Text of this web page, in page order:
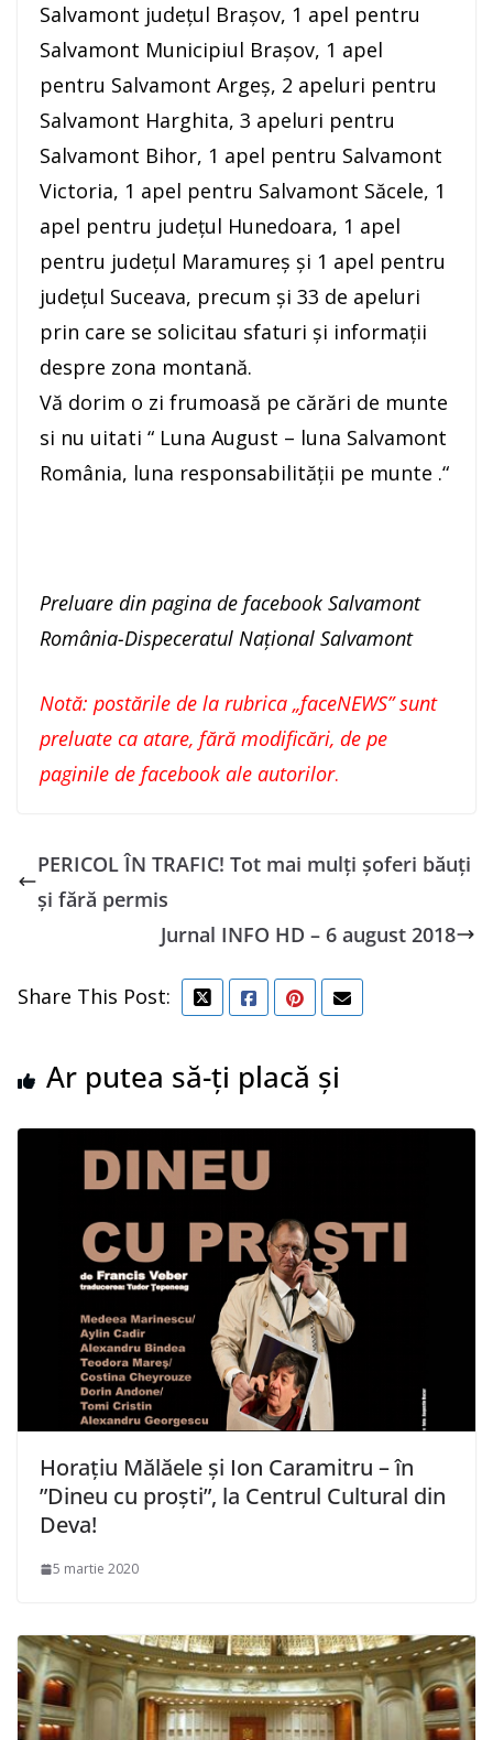
Salvamont județul Brașov, 1 apel pentru
Salvamont Municipiul Brașov, 1 apel
pentru Salvamont Argeș, 2 apeluri pentru
Salvamont Harghita, 3 apeluri pentru
Salvamont Bihor, 1 apel pentru Salvamont
Victoria, 1 apel pentru Salvamont Săcele, 1
apel pentru județul Hunedoara, 1 apel
pentru județul Maramureș și 1 apel pentru
județul Suceava, precum și 33 de apeluri
prin care se solicitau sfaturi și informații
despre zona montană.
Vă dorim o zi frumoasă pe cărări de munte
si nu uitati “ Luna August – luna Salvamont
România, luna responsabilității pe munte .“
Preluare din pagina de facebook Salvamont
România-Dispeceratul Național Salvamont
Notă: postările de la rubrica „faceNEWS” sunt
preluate ca atare, fără modificări, de pe
paginile de facebook ale autorilor.
PERICOL ÎN TRAFIC! Tot mai mulți șoferi băuți
și fără permis
Jurnal INFO HD – 6 august 2018
Share This Post:
Ar putea să-ți placă și
Horațiu Mălăele și Ion Caramitru – în
”Dineu cu proști”, la Centrul Cultural din
Deva!
5 martie 2020